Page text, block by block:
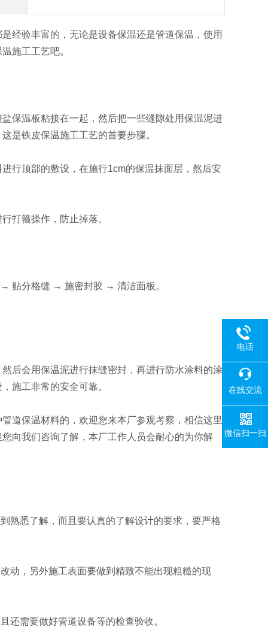
验丰富的，无论是设备保温还是管道保温，使用
施工工艺吧。
温板粘接在一起，然后把一些缝隙处用保温泥进
是铁皮保温施工工艺的首要步骤。
顶部的敷设，在施行1cm的保温抹面层，然后安
箍操作，防止掉落。
分格缝 → 施密封胶 → 清洁面板。
会用保温泥进行抹缝密封，再进行防水涂料的涂
施工非常的安全可靠。
保温材料的，欢迎您来本厂参观考察，相信这里
向我们咨询了解，本厂工作人员会耐心的为你解
悉了解，而且要认真的了解设计的要求，要严格
，另外施工表面要做到精致不能出现粗糙的现
需要做好管道设备等的检查验收。
电话
在线交流
微信扫一扫